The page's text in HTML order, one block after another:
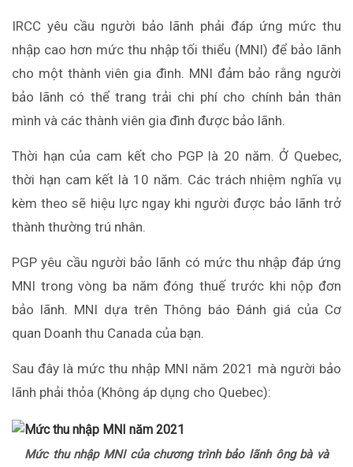
IRCC yêu cầu người bảo lãnh phải đáp ứng mức thu
nhập cao hơn mức thu nhập tối thiểu (MNI) để bảo lãnh
cho một thành viên gia đình. MNI đảm bảo rằng người
bảo lãnh có thể trang trải chi phí cho chính bản thân
mình và các thành viên gia đình được bảo lãnh.
Thời hạn của cam kết cho PGP là 20 năm. Ở Quebec,
thời hạn cam kết là 10 năm. Các trách nhiệm nghĩa vụ
kèm theo sẽ hiệu lực ngay khi người được bảo lãnh trở
thành thường trú nhân.
PGP yêu cầu người bảo lãnh có mức thu nhập đáp ứng
MNI trong vòng ba năm đóng thuế trước khi nộp đơn
bảo lãnh. MNI dựa trên Thông báo Đánh giá của Cơ
quan Doanh thu Canada của bạn.
Sau đây là mức thu nhập MNI năm 2021 mà người bảo
lãnh phải thỏa (Không áp dụng cho Quebec):
Mức thu nhập MNI của chương trình bảo lãnh ông bà và